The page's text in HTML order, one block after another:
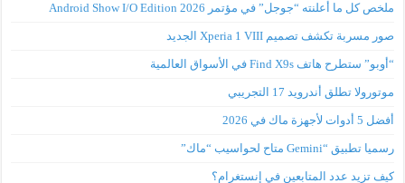
ملخص كل ما أعلنته “جوجل” في مؤتمر Android Show I/O Edition 2026
صور مسربة تكشف تصميم Xperia 1 VIII الجديد
“أوبو” ستطرح هاتف Find X9s في الأسواق العالمية
موتورولا تطلق أندرويد 17 التجريبي
أفضل 5 أدوات لأجهزة ماك في 2026
رسميا تطبيق “Gemini متاح لحواسيب “ماك”
كيف تزيد عدد المتابعين في إنستغرام؟